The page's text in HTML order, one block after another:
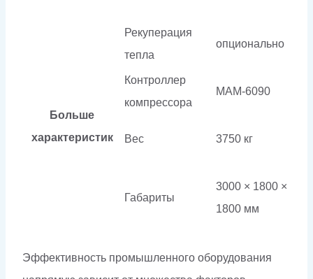
Больше
характеристик
Рекуперация
тепла
опционально
Контроллер
компрессора
МАМ-6090
Вес 3750 кг
Габариты
3000 × 1800 ×
1800 мм
Эффективность промышленного оборудования